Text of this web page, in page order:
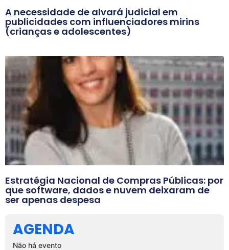
A necessidade de alvará judicial em
publicidades com influenciadores mirins
(crianças e adolescentes)
Estratégia Nacional de Compras Públicas: por
que software, dados e nuvem deixaram de
ser apenas despesa
AGENDA
Não há evento